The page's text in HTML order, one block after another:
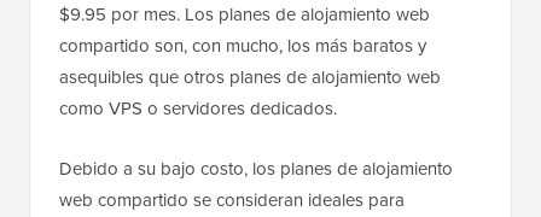
$9.95 por mes. Los planes de alojamiento web
compartido son, con mucho, los más baratos y
asequibles que otros planes de alojamiento web
como VPS o servidores dedicados.
Debido a su bajo costo, los planes de alojamiento
web compartido se consideran ideales para